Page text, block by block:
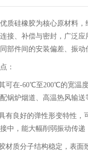
质硅橡胶为核心原材料
接、补偿与密封，广泛
部件间的安装偏差、振
：
可在-60℃至200℃的宽温
锅炉烟道、高温热风输
有良好的弹性形变特性
中，能大幅削弱振动传
材质分子结构稳定，表